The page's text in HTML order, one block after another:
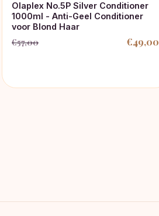
Olaplex No.5P Silver Conditioner
1000ml - Anti-Geel Conditioner
voor Blond Haar
€57,00
Oorspronkelijke
€57,00.
€49,00
Huidige
€49,00.